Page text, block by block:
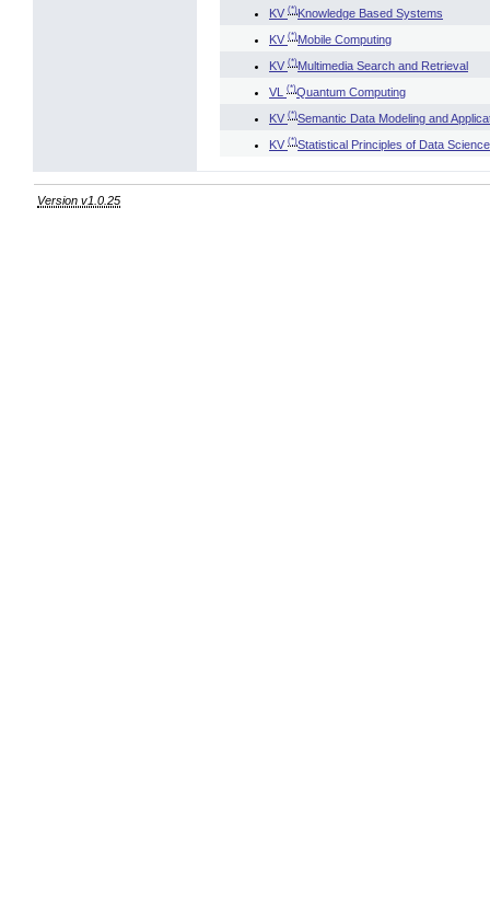
KV (*)Knowledge Based Systems
KV (*)Mobile Computing
KV (*)Multimedia Search and Retrieval
VL
(*)Quantum Computing
KV (*)Semantic Data Modeling and
KV (*)Statistical Principles of Data Science
Version v1.0.25